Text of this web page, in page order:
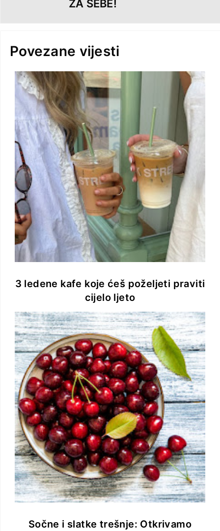
ZA SEBE!
Povezane vijesti
3 ledene kafe koje ćeš poželjeti praviti
cijelo ljeto
Sočne i slatke trešnje: Otkrivamo